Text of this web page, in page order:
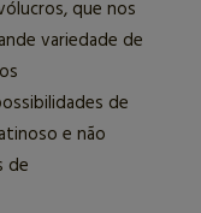
que nos
variedade de
de
e não
de